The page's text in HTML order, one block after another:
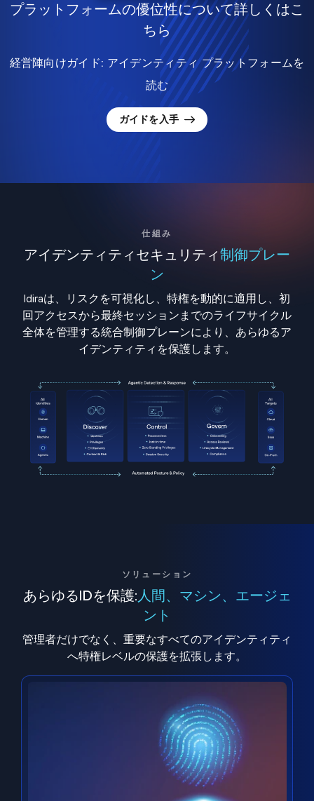
プラットフォームの優位性について詳しくはこ
ちら
経営陣向けガイド: アイデンティティ プラットフォームを
読む
ガイドを入手
仕組み
アイデンティティセキュリティ制御プレー
ン
Idiraは、リスクを可視化し、特権を動的に適用し、初
回アクセスから最終セッションまでのライフサイクル
全体を管理する統合制御プレーンにより、あらゆるア
イデンティティを保護します。
ソリューション
あらゆるIDを保護: 人間、マシン、エージェ
ント
管理者だけでなく、重要なすべてのアイデンティティ
へ特権レベルの保護を拡張します。